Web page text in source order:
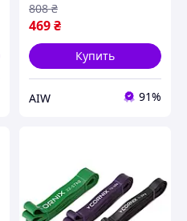
469₴
808 ₴
Купить
AIW 91%